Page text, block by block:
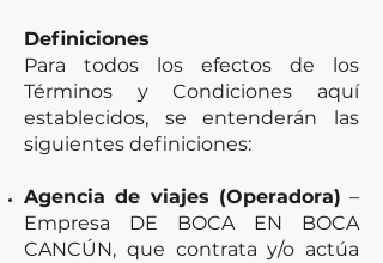
Definiciones
Para todos los efectos de los
Términos y Condiciones aquí
establecidos, se entenderán las
siguientes definiciones:
Agencia de viajes (Operadora) –
Empresa DE BOCA EN BOCA
CANCÚN, que contrata y/o actúa